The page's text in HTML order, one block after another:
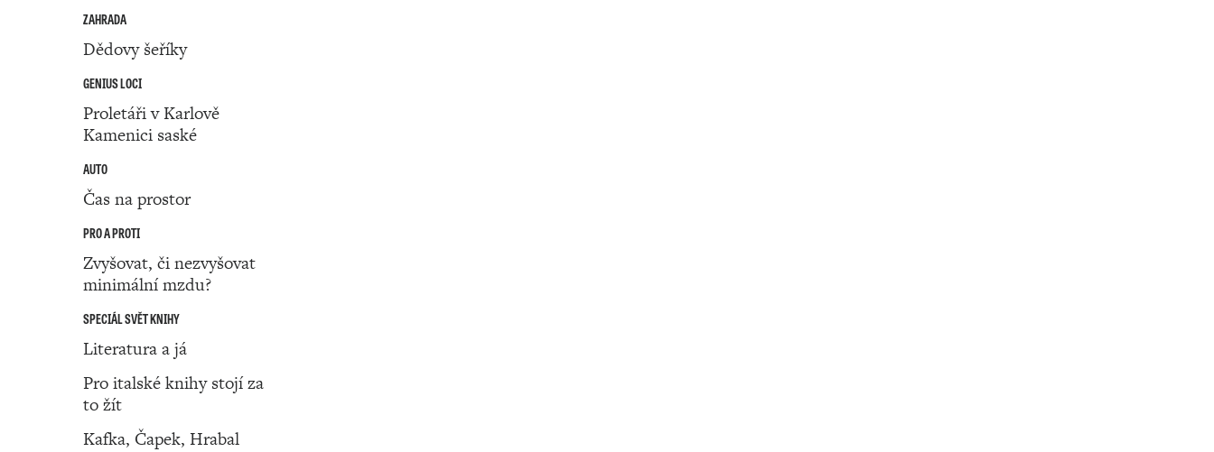
ZAHRADA
Dědovy šeříky
GENIUS LOCI
Proletáři v Karlově
Kamenici saské
AUTO
Čas na prostor
PRO A PROTI
Zvyšovat, či nezvyšovat
minimální mzdu?
SPECIÁL SVĚT KNIHY
Literatura a já
Pro italské knihy stojí za
to žít
Kafka, Čapek, Hrabal